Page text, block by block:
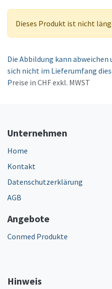
Dieses Produkt ist nicht
Die Abbildung kann
sich nicht im Lieferumfang
Preise in CHF exkl. MWST
Unternehmen
Home
Kontakt
Datenschutzerklärung
AGB
Angebote
Conmed Produkte
Hinweis